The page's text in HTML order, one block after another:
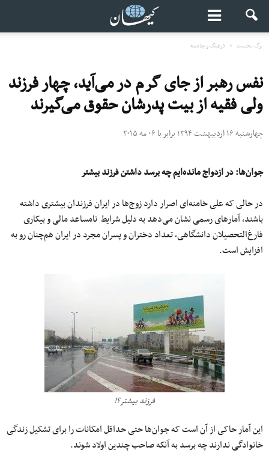
برگ نخست فرهنگ و جامعه
نفس رهبر از جای گرم در می‌آید، چهار فرزند
ولی فقیه از بیت پدرشان حقوق می‌گیرند
چهارشنبه ۱۶ اردیبهشت ۱۳۹۴ برابر با ۰۶ مه ۲۰۱۵
جوان‌ها: در ازدواج مانده‌ایم چه برسد داشتن فرزند بیشتر
در حالی که علی خامنه‌ای اصرار دارد زوج‌ها در ایران فرزندان بیشتری داشته
باشند، آمارهای رسمی نشان می‌دهد به دلیل شرایط نامساعد مالی و بیکاری
فارغ‌التحصیلان دانشگاهی، تعداد دختران و پسران مجرد در ایران هم‌چنان رو به
افزایش است.
فرزند بیشتر؟!
این آمار حاکی از آن است که جوان‌ها حتی حداقل امکانات را برای تشکیل زندگی
خانوادگی ندارند چه برسد به آنکه صاحب چندین اولاد شوند.